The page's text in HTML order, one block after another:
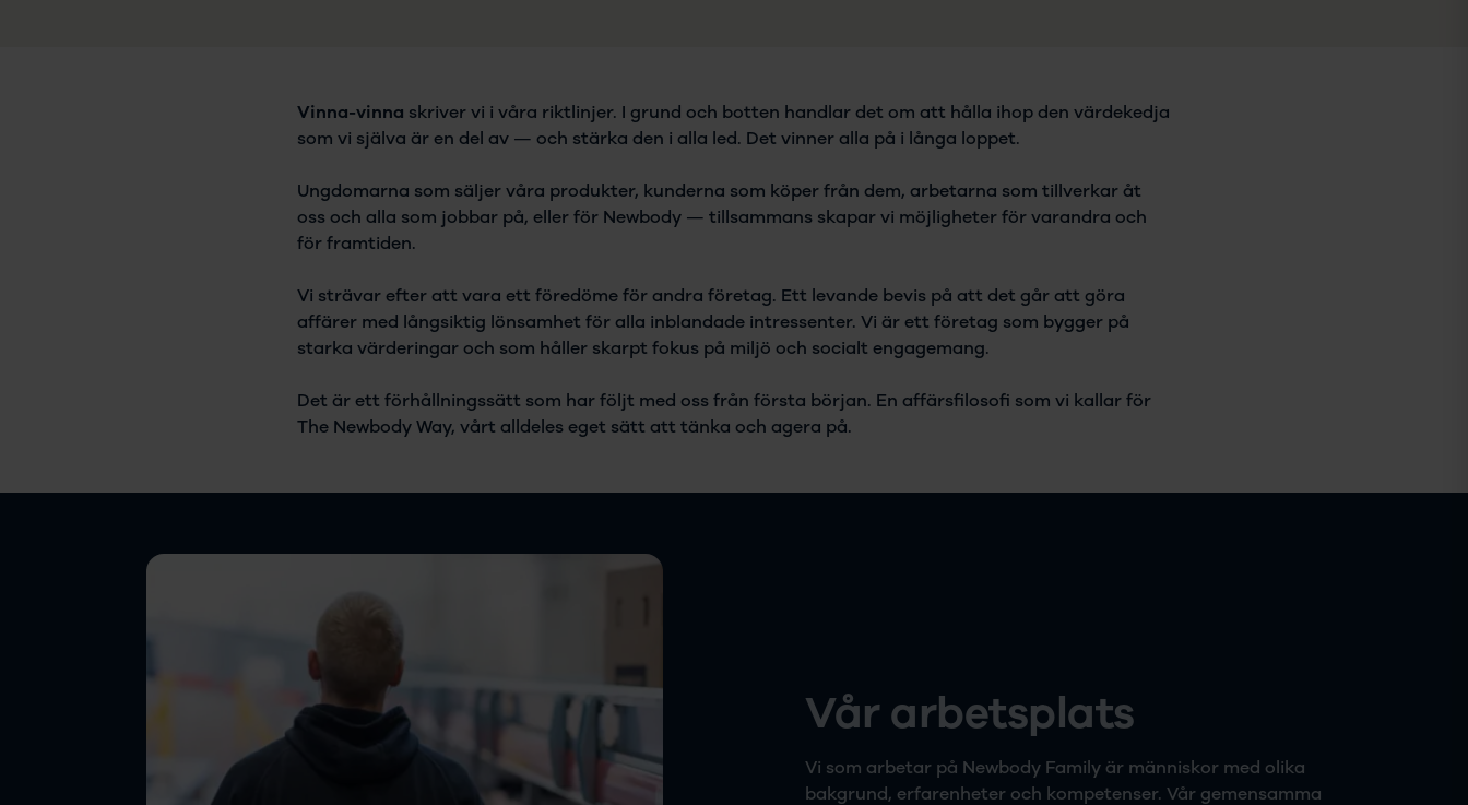
Vinna-vinna skriver vi i våra riktlinjer. I grund och botten handlar det om att hålla ihop den värdekedja
som vi själva är en del av — och stärka den i alla led. Det vinner alla på i långa loppet.
Ungdomarna som säljer våra produkter, kunderna som köper från dem, arbetarna som tillverkar åt
oss och alla som jobbar på, eller för Newbody — tillsammans skapar vi möjligheter för varandra och
för framtiden.
Vi strävar efter att vara ett föredöme för andra företag. Ett levande bevis på att det går att göra
affärer med långsiktig lönsamhet för alla inblandade intressenter. Vi är ett företag som bygger på
starka värderingar och som håller skarpt fokus på miljö och socialt engagemang.
Det är ett förhållningssätt som har följt med oss från första början. En affärsfilosofi som vi kallar för
The Newbody Way, vårt alldeles eget sätt att tänka och agera på.
Vår arbetsplats
Vi som arbetar på Newbody Family är människor med olika
bakgrund, erfarenheter och kompetenser. Vår gemensamma